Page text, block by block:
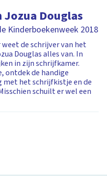
Douglas
Kinderboekenweek 2018
weet de schrijver van het
Douglas alles van. In
in zijn schrijfkamer.
ontdek de handige
met het schrijfkistje en de
schuilt er wel een